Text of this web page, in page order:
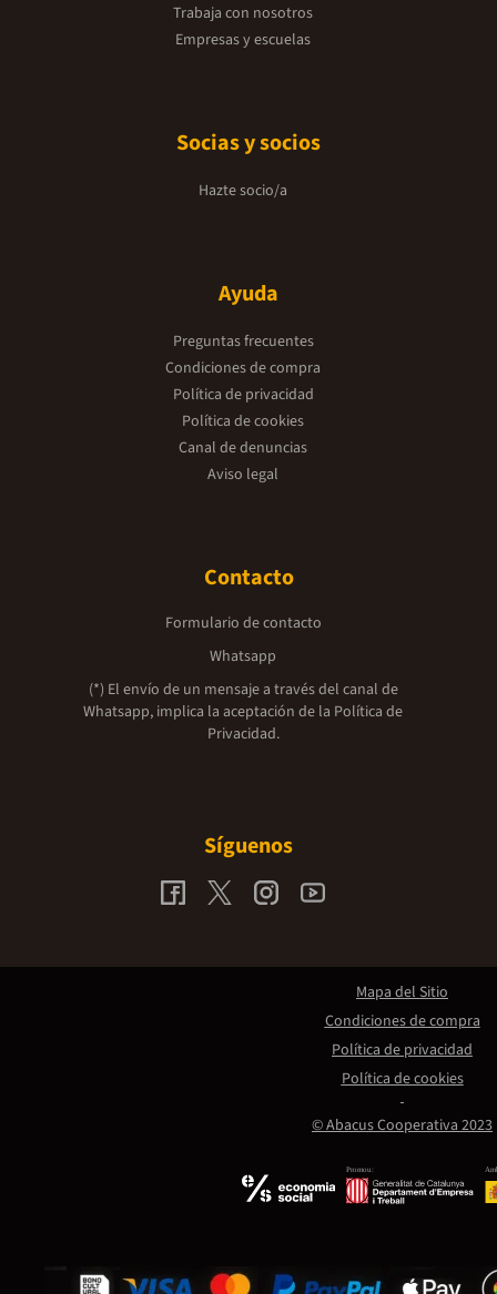
Trabaja con nosotros
Empresas y escuelas
Socias y socios
Hazte socio/a
Ayuda
Preguntas frecuentes
Condiciones de compra
Política de privacidad
Política de cookies
Canal de denuncias
Aviso legal
Contacto
Formulario de contacto
Whatsapp
(*) El envío de un mensaje a través del canal de
Whatsapp, implica la aceptación de la Política de
Privacidad.
Síguenos
Promou:
© Abacus Cooperativa 2023
Mapa del Sitio
Condiciones de compra
Política de privacidad
Política de cookies